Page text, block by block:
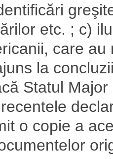
etc. ; c)
care
la
Statul
o copie a